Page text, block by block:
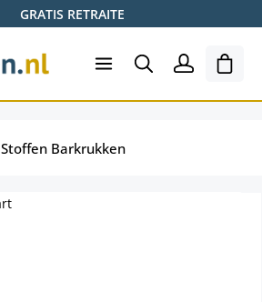
GRATIS RETRAITE
Stoffen Barkrukken